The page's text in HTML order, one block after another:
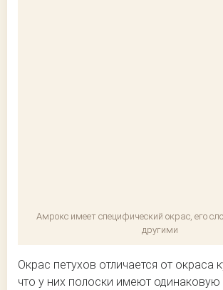
Амрокс имеет специфический окрас, его
другими
Окрас петухов отличается от окраса
что у них полоски имеют одинаковую